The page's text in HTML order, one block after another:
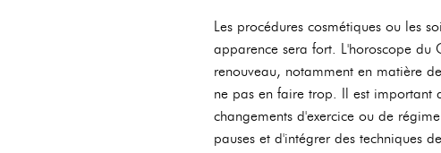
Les procédures cosmétiques ou les
apparence sera fort. L'horoscope du
renouveau, notamment en matière
ne pas en faire trop. Il est important
changements d'exercice ou de
pauses et d'intégrer des techniques